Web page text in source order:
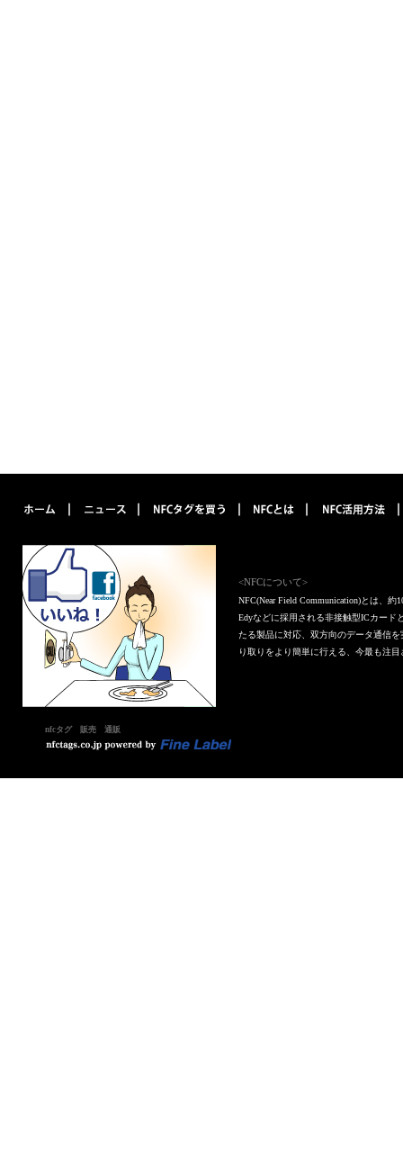
<NFCについて>
NFC(Near Field Communication)とは、
Edyなどに採用される非接触型ICカード
たる製品に対応、双方向のデータ通信
り取りをより簡単に行える、今最も注
nfcタグ 販売 通販